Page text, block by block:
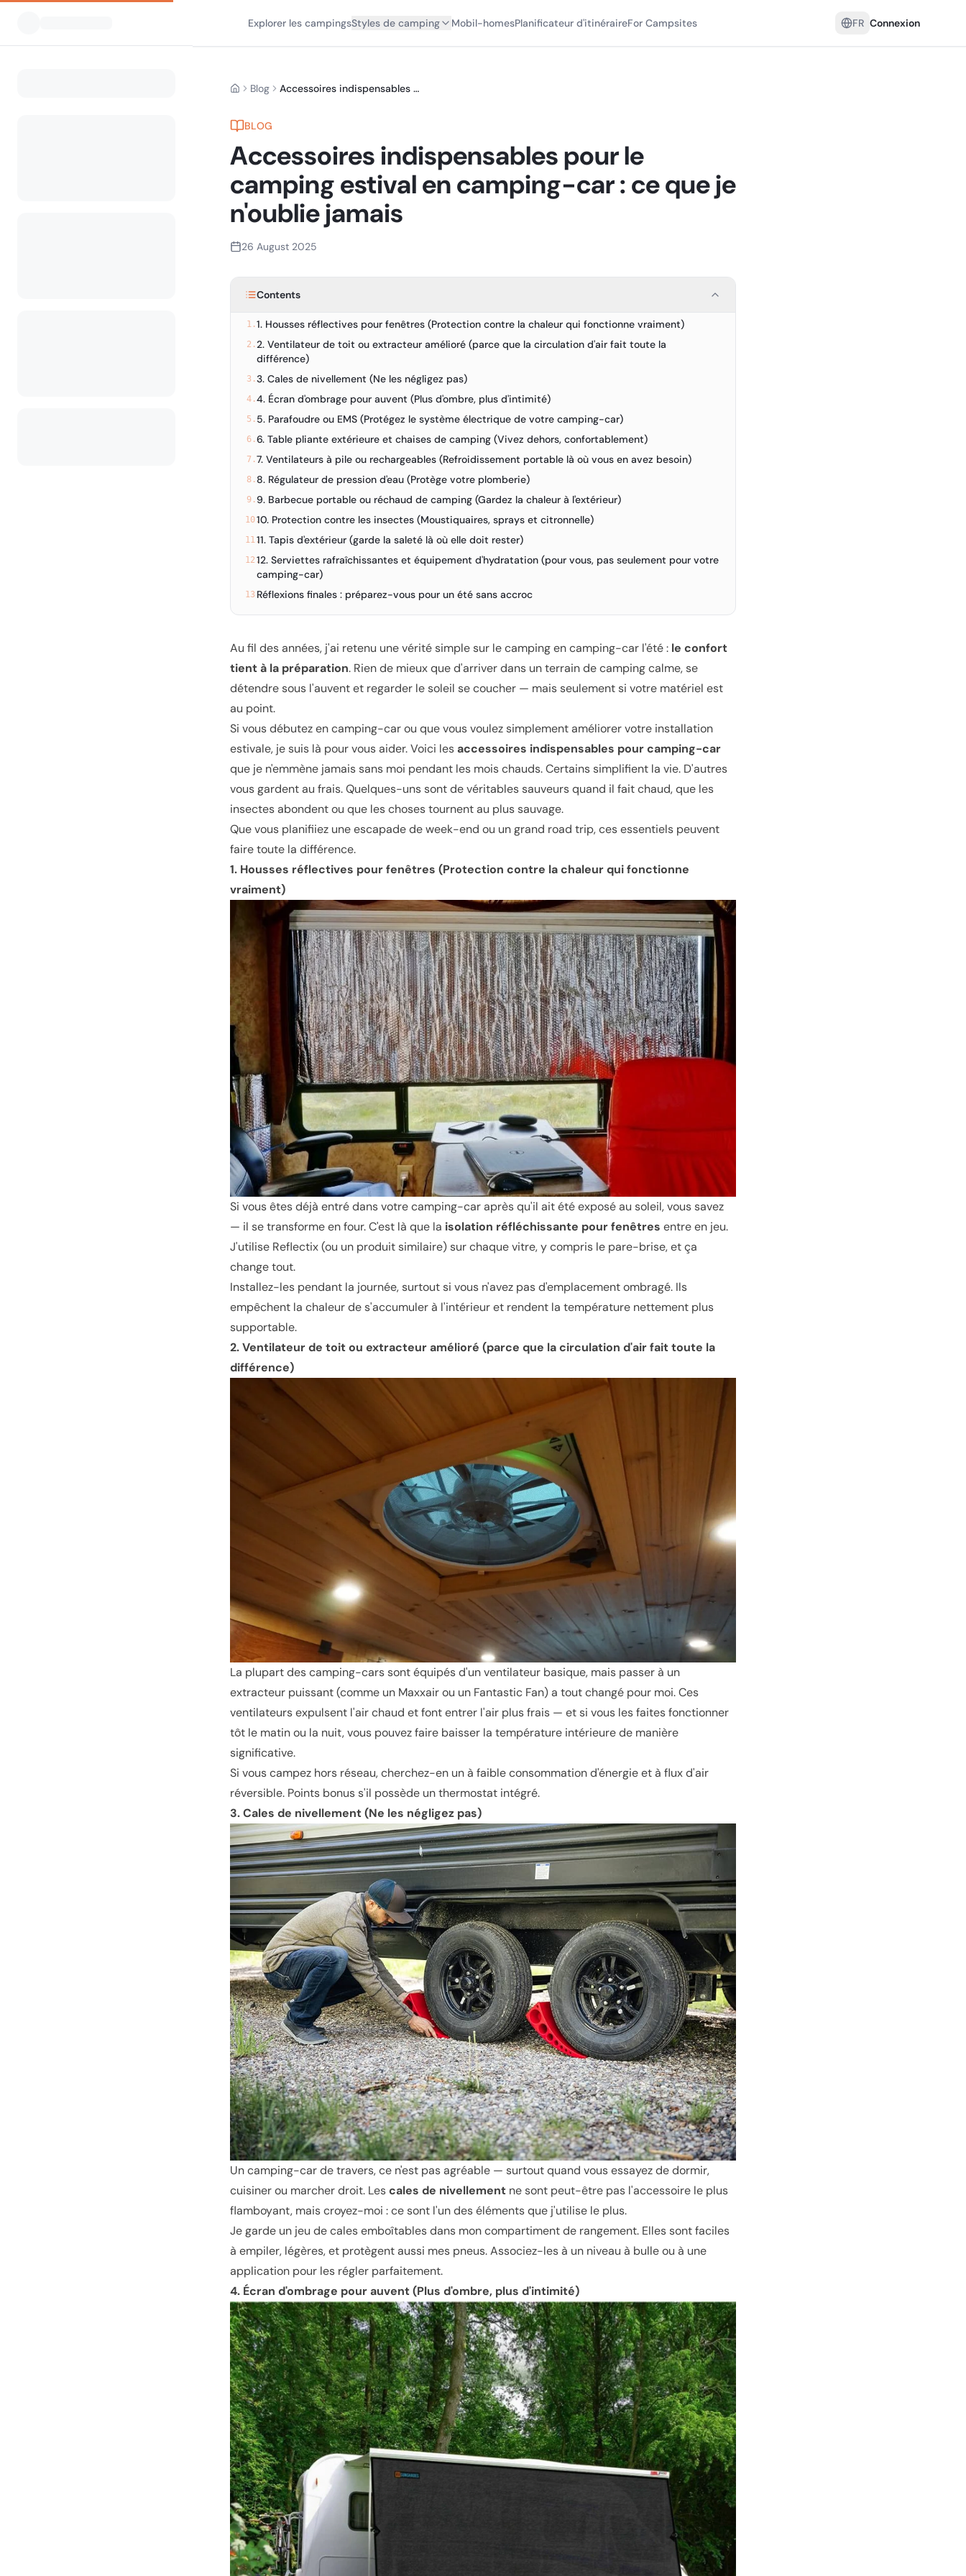
Explorer les campingsStyles de camping Mobil-homesPlanificateur d'itinéraireFor Campsites FR Connexion
HomeBlog Accessoires indispensables pour le camping estival en camping-car : ce que je n'oublie jamais
BLOG
Accessoires indispensables pour le
camping estival en camping-car : ce que je
n'oublie jamais
26 August 2025
Contents
1.1. Housses réflectives pour fenêtres (Protection contre la chaleur qui fonctionne vraiment)
2.2. Ventilateur de toit ou extracteur amélioré (parce que la circulation d'air fait toute la
différence)
3.3. Cales de nivellement (Ne les négligez pas)
4.4. Écran d'ombrage pour auvent (Plus d'ombre, plus d'intimité)
5. 5. Parafoudre ou EMS (Protégez le système électrique de votre camping-car)
6.6. Table pliante extérieure et chaises de camping (Vivez dehors, confortablement)
7.7. Ventilateurs à pile ou rechargeables (Refroidissement portable là où vous en avez besoin)
8. 8. Régulateur de pression d'eau (Protège votre plomberie)
9.9. Barbecue portable ou réchaud de camping (Gardez la chaleur à l'extérieur)
10.10. Protection contre les insectes (Moustiquaires, sprays et citronnelle)
11.11. Tapis d'extérieur (garde la saleté là où elle doit rester)
12.12. Serviettes rafraîchissantes et équipement d'hydratation (pour vous, pas seulement pour votre
camping-car)
13.Réflexions finales : préparez-vous pour un été sans accroc
Au fil des années, j'ai retenu une vérité simple sur le camping en camping-car l'été : le confort
tient à la préparation. Rien de mieux que d'arriver dans un terrain de camping calme, se
détendre sous l'auvent et regarder le soleil se coucher — mais seulement si votre matériel est
au point.
Si vous débutez en camping-car ou que vous voulez simplement améliorer votre installation
estivale, je suis là pour vous aider. Voici lesaccessoires indispensables pour camping-car
que je n'emmène jamais sans moi pendant les mois chauds. Certains simplifient la vie. D'autres
vous gardent au frais. Quelques-uns sont de véritables sauveurs quand il fait chaud, que les
insectes abondent ou que les choses tournent au plus sauvage.
Que vous planifiiez une escapade de week-end ou un grand road trip, ces essentiels peuvent
faire toute la différence.
1. Housses réflectives pour fenêtres (Protection contre la chaleur qui fonctionne
vraiment)
Si vous êtes déjà entré dans votre camping-car après qu'il ait été exposé au soleil, vous savez
— il se transforme en four. C'est là que la isolation réfléchissante pour fenêtres entre en jeu.
J'utilise Reflectix (ou un produit similaire) sur chaque vitre, y compris le pare-brise, et ça
change tout.
Installez-les pendant la journée, surtout si vous n'avez pas d'emplacement ombragé. Ils
empêchent la chaleur de s'accumuler à l'intérieur et rendent la température nettement plus
supportable.
2. Ventilateur de toit ou extracteur amélioré (parce que la circulation d'air fait toute la
différence)
La plupart des camping-cars sont équipés d'un ventilateur basique, mais passer à un
extracteur puissant (comme un Maxxair ou un Fantastic Fan) a tout changé pour moi. Ces
ventilateurs expulsent l'air chaud et font entrer l'air plus frais — et si vous les faites fonctionner
tôt le matin ou la nuit, vous pouvez faire baisser la température intérieure de manière
significative.
Si vous campez hors réseau, cherchez-en un à faible consommation d'énergie et à flux d'air
réversible. Points bonus s'il possède un thermostat intégré.
3. Cales de nivellement (Ne les négligez pas)
Un camping-car de travers, ce n'est pas agréable — surtout quand vous essayez de dormir,
cuisiner ou marcher droit. Lescales de nivellement ne sont peut-être pas l'accessoire le plus
flamboyant, mais croyez-moi : ce sont l'un des éléments que j'utilise le plus.
Je garde un jeu de cales emboîtables dans mon compartiment de rangement. Elles sont faciles
à empiler, légères, et protègent aussi mes pneus. Associez-les à un niveau à bulle ou à une
application pour les régler parfaitement.
4. Écran d'ombrage pour auvent (Plus d'ombre, plus d'intimité)